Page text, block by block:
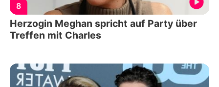
8
Herzogin Meghan spricht auf Party über
Treffen mit Charles